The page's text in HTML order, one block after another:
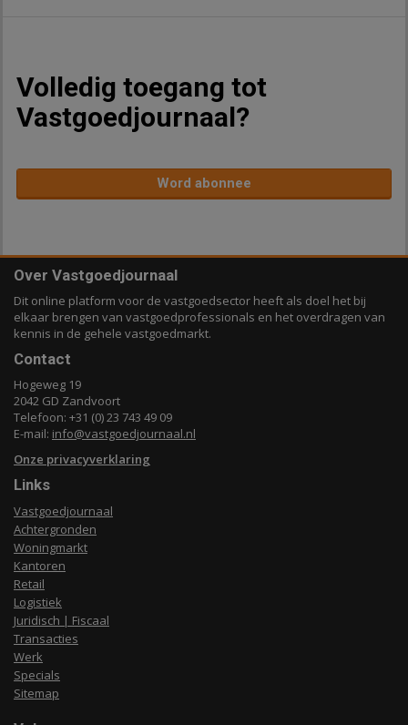
Volledig toegang tot
Vastgoedjournaal?
Word abonnee
Over Vastgoedjournaal
Dit online platform voor de vastgoedsector heeft als doel het bij
elkaar brengen van vastgoedprofessionals en het overdragen van
kennis in de gehele vastgoedmarkt.
Contact
Hogeweg 19
2042 GD Zandvoort
Telefoon: +31 (0) 23 743 49 09
E-mail: info@vastgoedjournaal.nl
Onze privacyverklaring
Links
Vastgoedjournaal
Achtergronden
Woningmarkt
Kantoren
Retail
Logistiek
Juridisch | Fiscaal
Transacties
Werk
Specials
Sitemap